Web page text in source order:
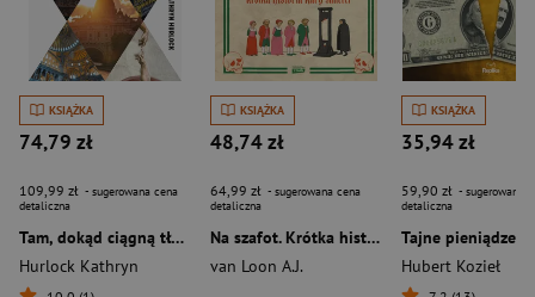
KSIĄŻKA
74,79 zł
109,99 zł - sugerowana cena
detaliczna
Tam, dokąd ciągną tłumy. Historia świętych miejsc
Hurlock Kathryn
KSIĄŻKA
48,74 zł
64,99 zł - sugerowana cena
detaliczna
Na szafot. Krótka historia kary śmierci
van Loon A.J.
KSIĄŻKA
35,94 zł
59,90 zł - sugerowana
detaliczna
Hubert Kozieł